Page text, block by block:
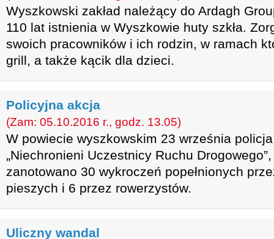
Wyszkowski zakład należący do Ardagh
110 lat istnienia w Wyszkowie huty szkła.
swoich pracowników i ich rodzin, w ramach
grill, a także kącik dla dzieci.
Policyjna akcja
(Zam: 05.10.2016 r., godz. 13.05)
W powiecie wyszkowskim 23 września
„Niechronieni Uczestnicy Ruchu
zanotowano 30 wykroczeń popełnionych
pieszych i 6 przez rowerzystów.
Uliczny wandal